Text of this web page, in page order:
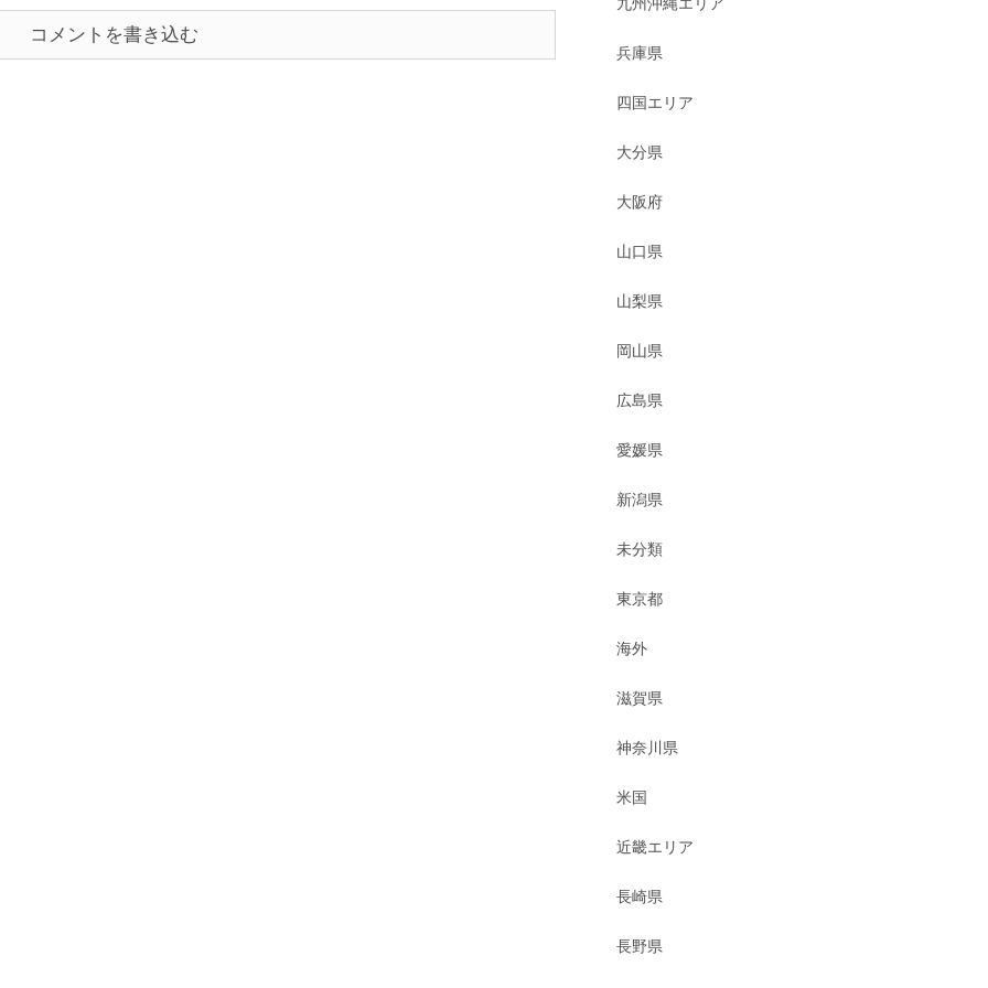
コメントを書き込む
兵庫県
四国エリア
大分県
大阪府
山口県
山梨県
岡山県
広島県
愛媛県
新潟県
未分類
東京都
海外
滋賀県
神奈川県
米国
近畿エリア
長崎県
長野県